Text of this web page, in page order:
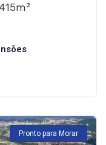
Pronto para Morar